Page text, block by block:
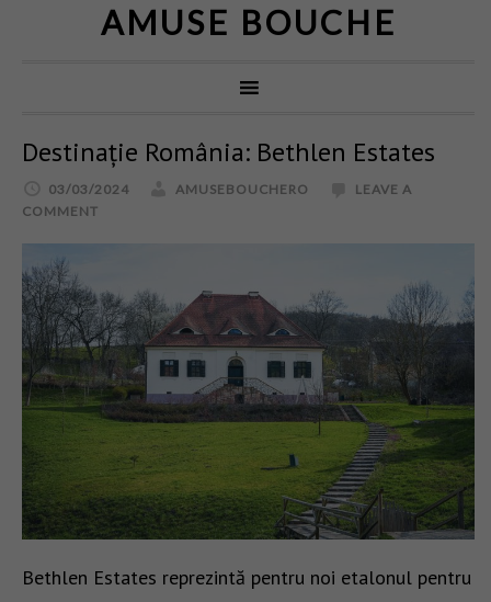
AMUSE BOUCHE
Destinație România: Bethlen Estates
03/03/2024 AMUSEBOUCHERO
LEAVE A
COMMENT
Bethlen Estates reprezintă pentru noi etalonul pentru